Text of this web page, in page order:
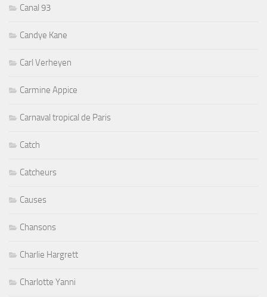
Canal 93
Candye Kane
Carl Verheyen
Carmine Appice
Carnaval tropical de Paris
Catch
Catcheurs
Causes
Chansons
Charlie Hargrett
Charlotte Yanni